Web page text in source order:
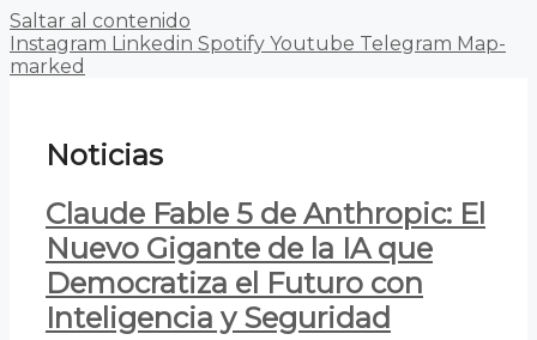
Saltar al contenido
Instagram Linkedin Spotify Youtube Telegram Map-
marked
Noticias
Claude Fable 5 de Anthropic: El
Nuevo Gigante de la IA que
Democratiza el Futuro con
Inteligencia y Seguridad